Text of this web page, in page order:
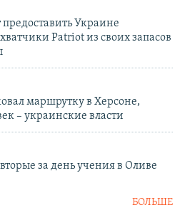
Украине
Patriot из своих запасов
маршрутку в Херсоне,
– украинские власти
за день учения в Оливе
БОЛЬШЕ